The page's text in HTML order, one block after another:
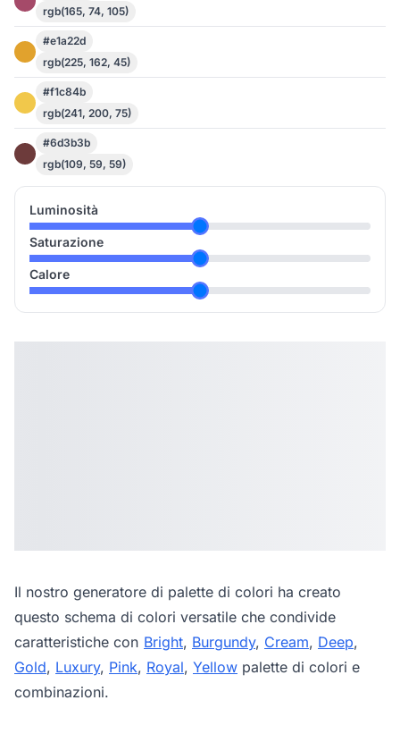
rgb(165, 74, 105)
#e1a22d
rgb(225, 162, 45)
#f1c84b
rgb(241, 200, 75)
#6d3b3b
rgb(109, 59, 59)
Luminosità
Saturazione
Calore
Il nostro generatore di palette di colori ha creato
questo schema di colori versatile che condivide
caratteristiche con Bright, Burgundy, Cream, Deep,
Gold, Luxury, Pink, Royal, Yellow palette di colori e
combinazioni.